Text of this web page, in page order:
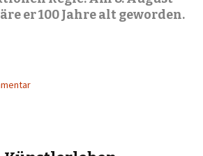
er 100 Jahre alt geworden.
Geburtstag